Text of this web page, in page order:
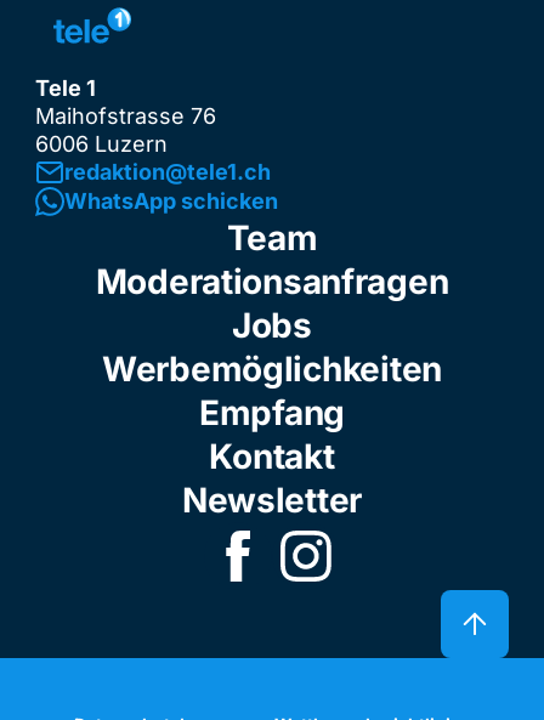
Tele 1
Maihofstrasse 76
6006 Luzern
redaktion@tele1.ch
WhatsApp schicken
Team
Moderationsanfragen
Jobs
Werbemöglichkeiten
Empfang
Kontakt
Newsletter